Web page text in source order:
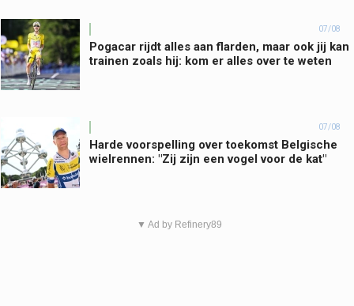
07/08
Pogacar rijdt alles aan flarden, maar ook jij kan
trainen zoals hij: kom er alles over te weten
07/08
Harde voorspelling over toekomst Belgische
wielrennen: "Zij zijn een vogel voor de kat"
▼ Ad by Refinery89